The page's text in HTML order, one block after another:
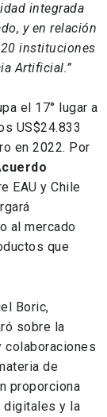
integrada
y en relación
instituciones
Artificial.”
el 17° lugar a
US$24.833
en 2022. Por
EAU y Chile
al mercado
que
Boric,
sobre la
colaboraciones
de
proporciona
digitales y la